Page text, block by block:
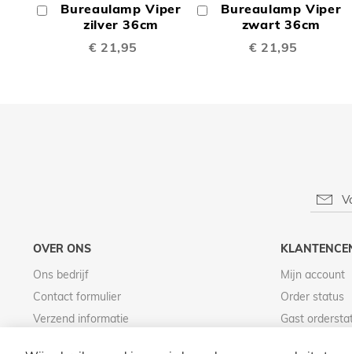
Bureaulamp Viper
zilver 36cm
€ 21,95
Winkelwagen
TE
Bureaulamp Viper
zwart 36cm
€ 21,95
Winkelwagen
TE
OVER ONS
Ons bedrijf
Contact formulier
Verzend informatie
Mijn account
Order status
Gast